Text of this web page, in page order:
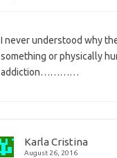
I never understood why
something or physically
addiction…………
Karla Cristina
August 26, 2016